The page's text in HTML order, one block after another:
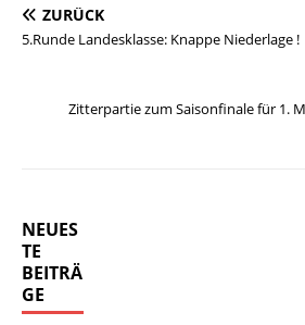
ZURÜCK
5.Runde Landesklasse: Knappe Niederlage !
Zitterpartie zum Saisonfinale für 1.
NEUES
TE
BEITRÄ
GE